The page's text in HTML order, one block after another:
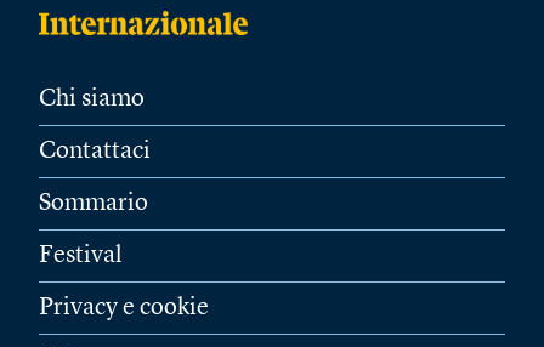
Chi siamo
Contattaci
Sommario
Festival
Privacy e cookie